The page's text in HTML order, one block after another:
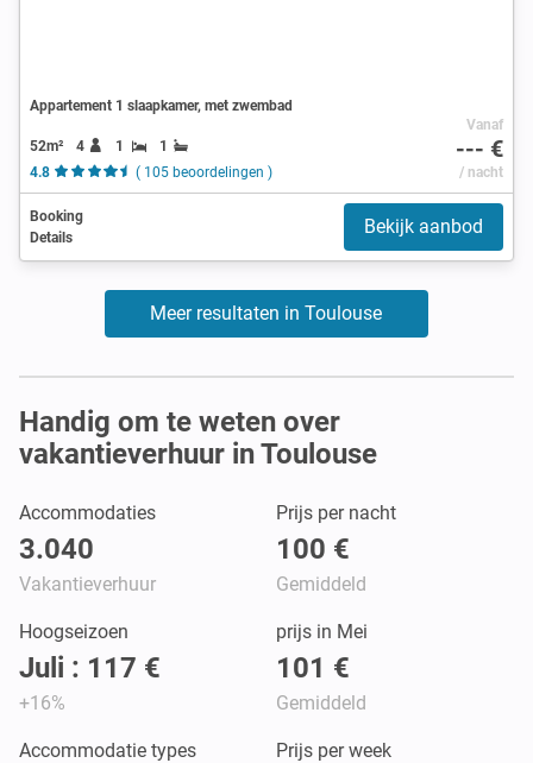
Appartement 1 slaapkamer, met zwembad
52m² 4 1
1
4.8
( 105 beoordelingen )
Vanaf
--- €
/ nacht
Booking
Details
Bekijk aanbod
Meer resultaten in Toulouse
Handig om te weten over
vakantieverhuur in Toulouse
Accommodaties
3.040
Vakantieverhuur
Prijs per nacht
100 €
Gemiddeld
Hoogseizoen
Juli : 117 €
+16%
prijs in Mei
101 €
Gemiddeld
Accommodatie types Prijs per week